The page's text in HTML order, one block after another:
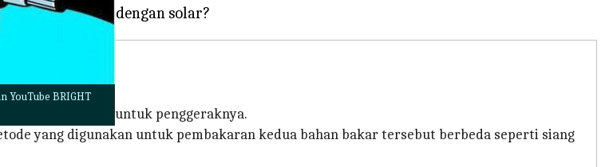
YouTube BRIGHT
atau solar untuk penggeraknya.
yang digunakan untuk pembakaran kedua bahan bakar tersebut berbeda seperti siang